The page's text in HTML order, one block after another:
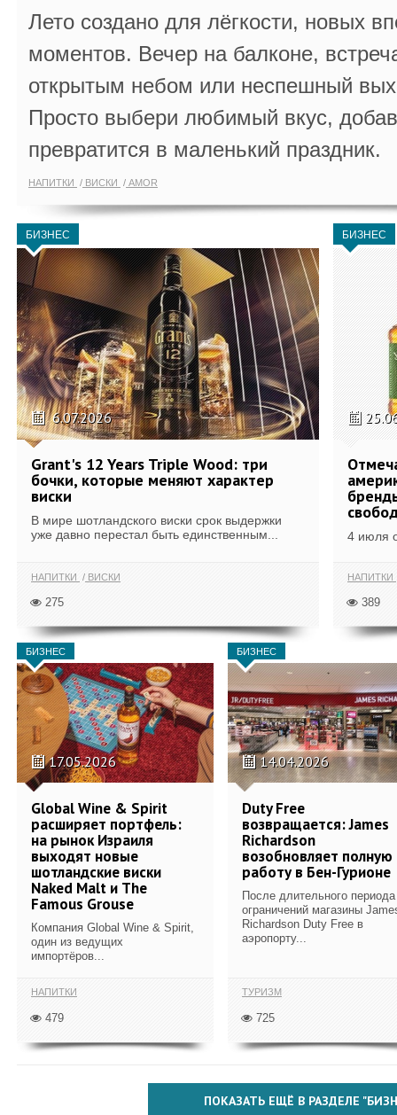
Лето создано для лёгкости, новых
моментов. Вечер на балконе,
открытым небом или неспешный
Просто выбери любимый вкус,
превратится в маленький праздник.
НАПИТКИ ВИСКИ AMOR
БИЗНЕС
6.07.2026
Grant's 12 Years Triple Wood: три
бочки, которые меняют характер
виски
В мире шотландского виски срок выдержки
уже давно перестал быть единственным...
НАПИТКИ ВИСКИ
275
БИЗНЕС
4 июля
НАПИТКИ
389
БИЗНЕС
17.05.2026
Global Wine & Spirit
расширяет портфель:
на рынок Израиля
выходят новые
шотландские виски
Naked Malt и The
Famous Grouse
Компания Global Wine & Spirit,
один из ведущих
импортёров...
НАПИТКИ
479
БИЗНЕС
14.04.2026
Duty Free
возвращается: James
Richardson
возобновляет полную
работу в Бен-Гурионе
После длительного периода
ограничений магазины
Richardson Duty Free в
аэропорту...
ТУРИЗМ
725
ПОКАЗАТЬ ЕЩЁ В РАЗДЕЛЕ